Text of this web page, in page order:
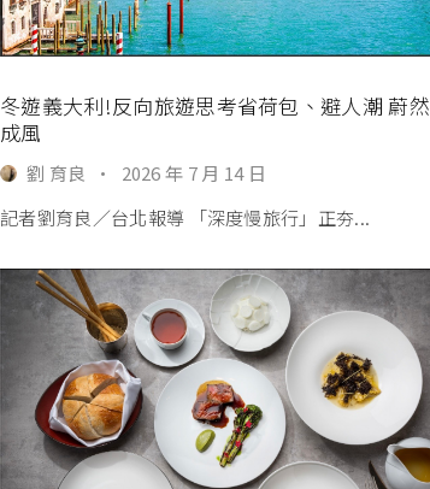
冬遊義大利!反向旅遊思考省荷包、避人潮 蔚然
成風
劉 育良 ·
2026 年 7 月 14 日
記者劉育良∕台北報導 「深度慢旅行」正夯...